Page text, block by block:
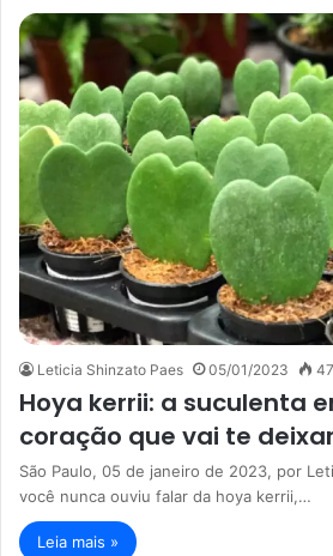
Leticia Shinzato Paes 05/01/2023 47
Hoya kerrii: a suculenta
coração que vai te
São Paulo, 05 de janeiro de 2023, por
você nunca ouviu falar da hoya kerrii,…
Leia mais »